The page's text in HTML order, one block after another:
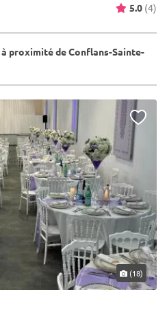
5.0 (4)
proximité de Conflans-Sainte-
(18)